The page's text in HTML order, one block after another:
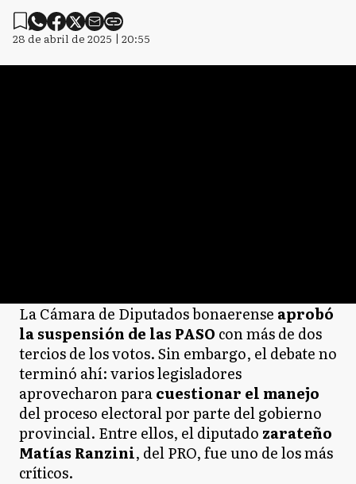
28 de abril de 2025 | 20:55
La Cámara de Diputados bonaerense aprobó
la suspensión de las PASO con más de dos
tercios de los votos. Sin embargo, el debate no
terminó ahí: varios legisladores
aprovecharon paracuestionar el manejo
del proceso electoral por parte del gobierno
provincial. Entre ellos, el diputado zarateño
Matías Ranzini, del PRO, fue uno de los más
críticos.